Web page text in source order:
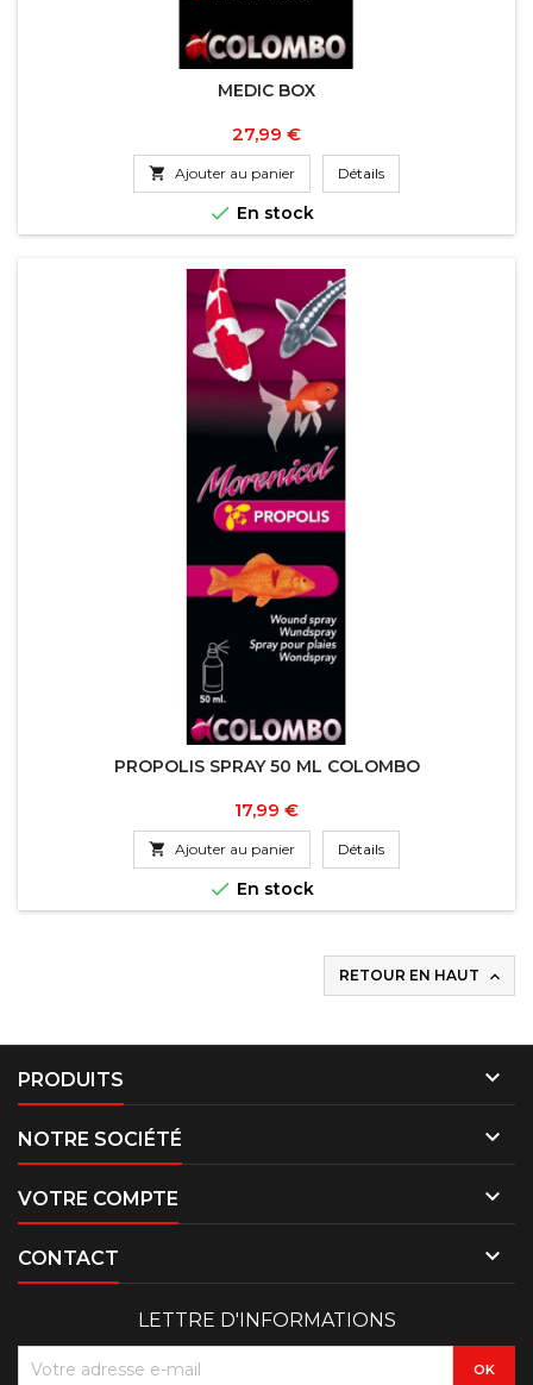
MEDIC BOX
Prix
27,99 €
 Ajouter au panier Détails
 En stock
PROPOLIS SPRAY 50 ML COLOMBO
Prix
17,99 €
 Ajouter au panier Détails
 En stock
RETOUR EN HAUT 
PRODUITS 
NOTRE SOCIÉTÉ 
VOTRE COMPTE 
CONTACT 
LETTRE D'INFORMATIONS